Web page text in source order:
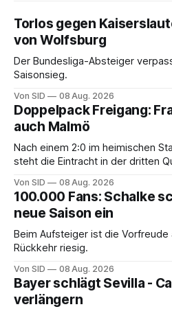
Torlos gegen
von Wolfsburg
Der Bundesliga-Absteiger
Saisonsieg.
Von SID 08 Aug. 2026
Doppelpack Freigang:
auch Malmö
Nach einem 2:0 im heimischen
steht die Eintracht in der dritten
Von SID 08 Aug. 2026
100.000 Fans: Schalke
neue Saison ein
Beim Aufsteiger ist die
Rückkehr riesig.
Von SID 08 Aug. 2026
Bayer schlägt Sevilla -
verlängern